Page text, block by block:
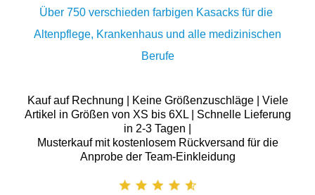
Über 750 verschieden farbigen Kasacks für die
Altenpflege, Krankenhaus und alle medizinischen
Berufe
Kauf auf Rechnung | Keine Größenzuschläge | Viele
Artikel in Größen von XS bis 6XL | Schnelle Lieferung
in 2-3 Tagen |
Musterkauf mit kostenlosem Rückversand für die
Anprobe der Team-Einkleidung